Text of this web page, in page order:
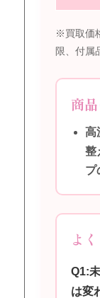
※買取価
限、付属
商
高
整
プ
よ
Q1:
は変